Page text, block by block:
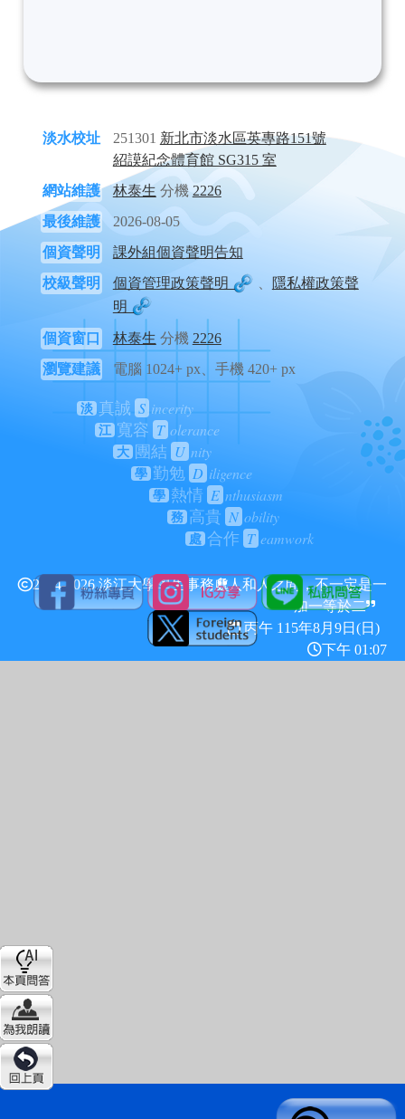
淡水校址 251301 新北市淡水區英專路151號
紹謨紀念體育館 SG315 室
網站維護
林泰生 分機 2226
最後維護
2026-08-05
個資聲明
課外組個資聲明告知
校級聲明
個資管理政策聲明 、
隱私權政策聲
明
個資窗口 林泰生 分機 2226
瀏覽建議
電腦 1024+ px、手機 420+ px
淡 真誠 S incerity
江 寬容 T olerance
大 團結 U nity
學 勤勉 D iligence
學 熱情 E nthusiasm
務 高貴 N obility
處 合作 T eamwork
2024-2026 淡江大學學生事務處人和人之間，不一定是一
加一等於二
丙午 115年8月9日(日)
下午 01:07